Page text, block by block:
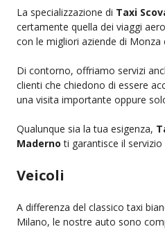
La specializzazione di Taxi
certamente quella dei viaggi
con le migliori aziende di Monza
Di contorno, offriamo servizi
clienti che chiedono di essere
una visita importante oppure
Qualunque sia la tua esigenza,
Maderno ti garantisce il servizio
Veicoli
A differenza del classico taxi
Milano, le nostre auto sono